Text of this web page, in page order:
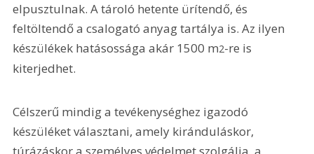
elpusztulnak. A tároló hetente ürítendő, és
feltöltendő a csalogató anyag tartálya is. Az ilyen
készülékek hatásossága akár 1500 m2-re is
kiterjedhet.
Célszerű mindig a tevékenységhez igazodó
készüléket választani, amely kiránduláskor,